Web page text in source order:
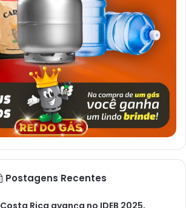
Postagens Recentes